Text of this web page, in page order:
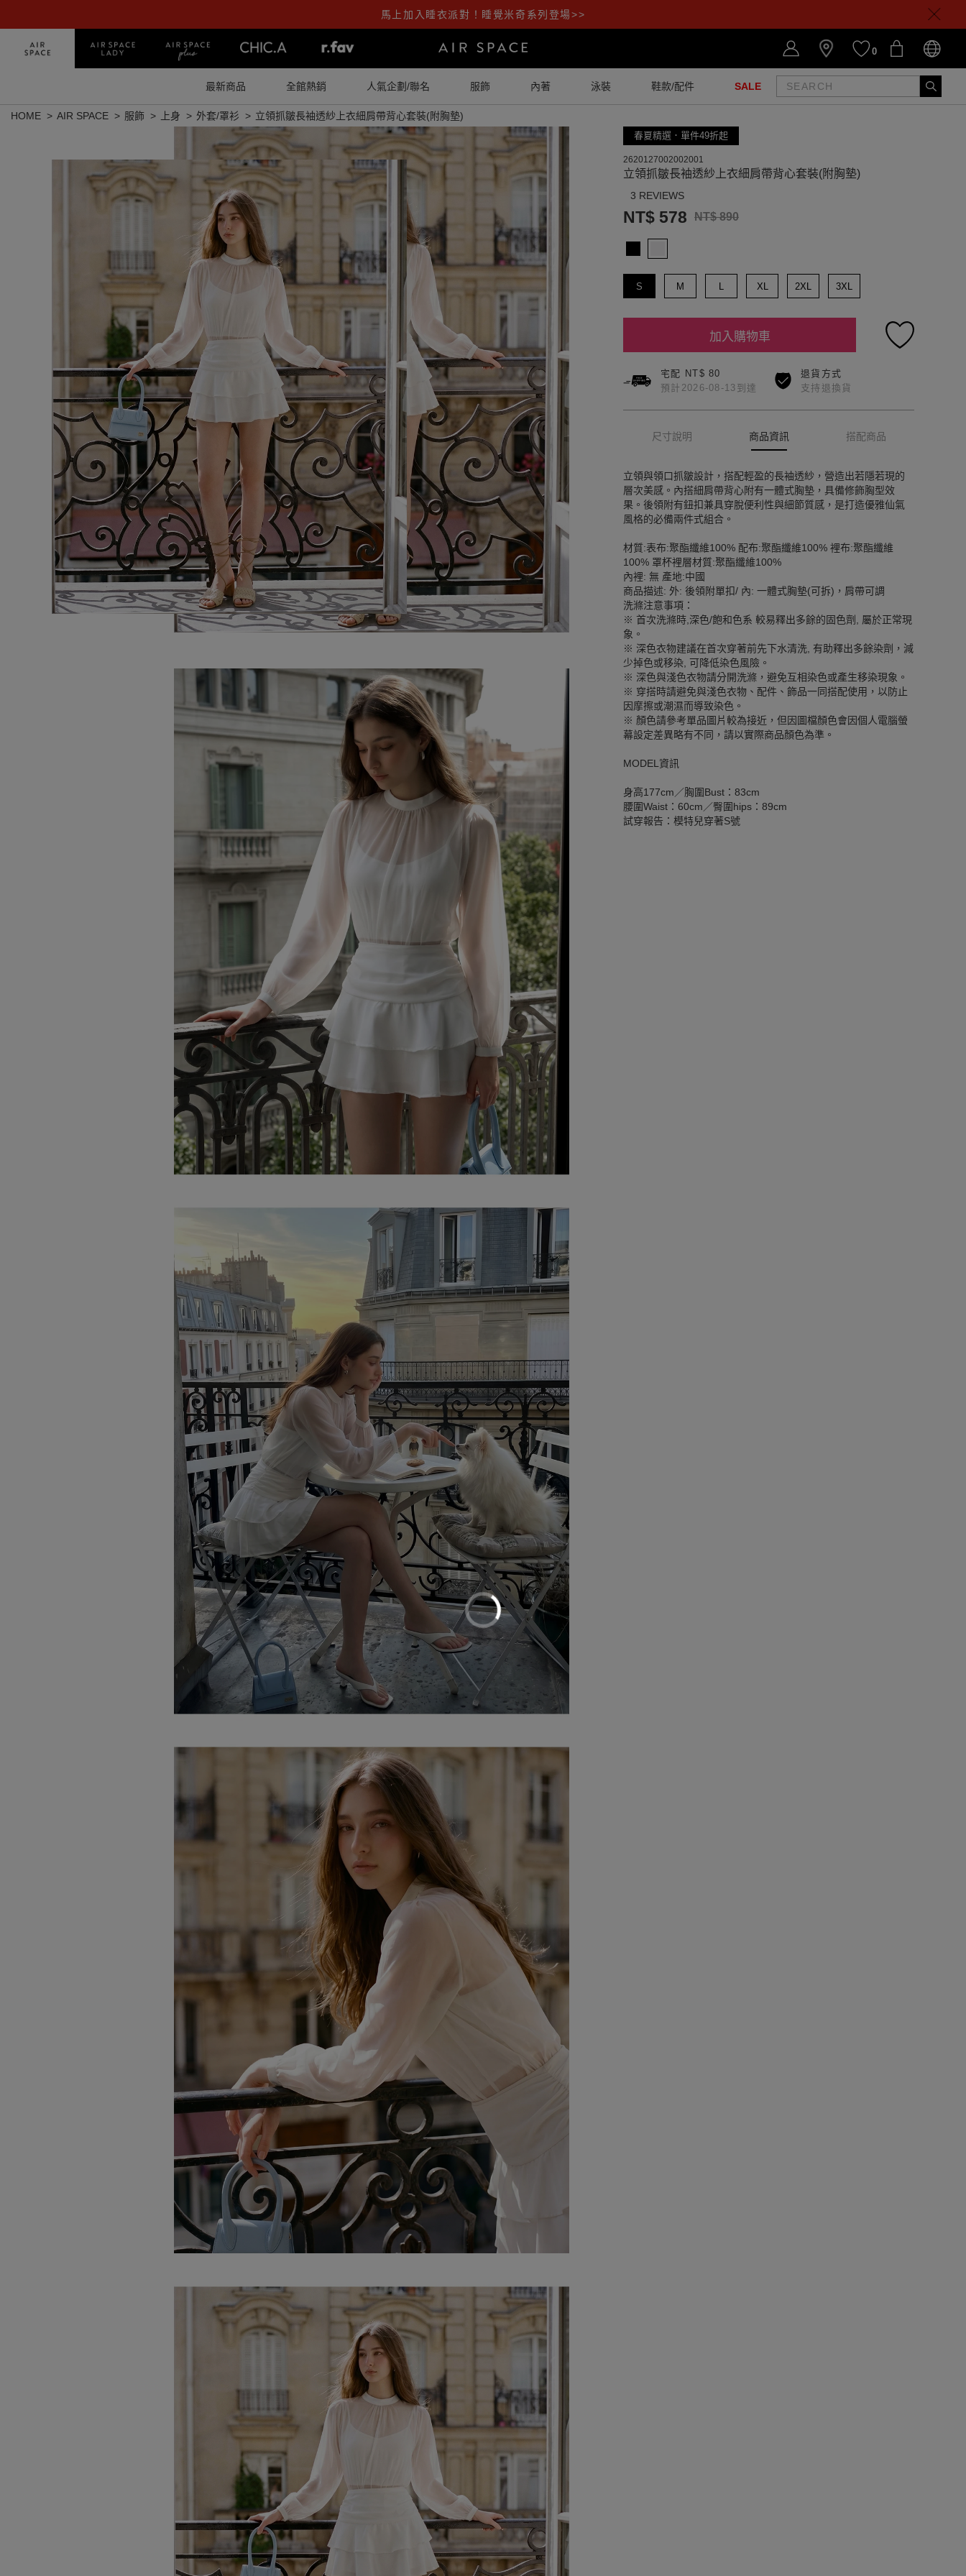
馬上加入睡衣派對！睡覺米奇系列登場>>
0
最新商品 全館熱銷 人氣企劃/聯名 服飾 內著 泳裝 鞋款/配件 SALE
HOME AIR SPACE 服飾 上身 外套/罩衫 立領抓皺長袖透紗上衣細肩帶背心套裝(附胸墊)
春夏精選．單件49折起
2620127002002001
立領抓皺長袖透紗上衣細肩帶背心套裝(附胸墊)
3 REVIEWS
NT$ 578 NT$ 890
S M L XL 2XL 3XL
加入購物車
宅配 NT$ 80
預計2026-08-13到達
退貨方式
支持退換貨
尺寸說明 商品資訊 搭配商品
立領與領口抓皺設計，搭配輕盈的長袖透紗，營造出若隱若現的
層次美感。內搭細肩帶背心附有一體式胸墊，具備修飾胸型效
果。後領附有鈕扣兼具穿脫便利性與細節質感，是打造優雅仙氣
風格的必備兩件式組合。
材質:表布:聚酯纖維100% 配布:聚酯纖維100% 裡布:聚酯纖維
100% 罩杯裡層材質:聚酯纖維100%
內裡: 無 產地:中國
商品描述: 外: 後領附單扣/ 內: 一體式胸墊(可拆)，肩帶可調
洗滌注意事項：
※ 首次洗滌時,深色/飽和色系 較易釋出多餘的固色劑, 屬於正常現
象。
※ 深色衣物建議在首次穿著前先下水清洗, 有助釋出多餘染劑，減
少掉色或移染, 可降低染色風險。
※ 深色與淺色衣物請分開洗滌，避免互相染色或產生移染現象。
※ 穿搭時請避免與淺色衣物、配件、飾品一同搭配使用，以防止
因摩擦或潮濕而導致染色。
※ 顏色請參考單品圖片較為接近，但因圖檔顏色會因個人電腦螢
幕設定差異略有不同，請以實際商品顏色為準。
MODEL資訊
身高177cm／胸圍Bust：83cm
腰圍Waist：60cm／臀圍hips：89cm
試穿報告：模特兒穿著S號